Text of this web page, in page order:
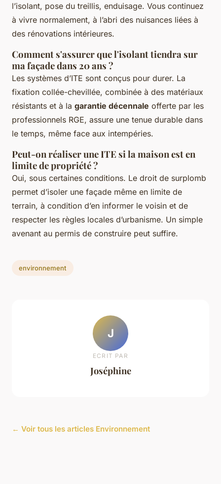
l’isolant, pose du treillis, enduisage. Vous continuez
à vivre normalement, à l’abri des nuisances liées à
des rénovations intérieures.
Comment s'assurer que l'isolant tiendra sur
ma façade dans 20 ans ?
Les systèmes d’ITE sont conçus pour durer. La
fixation collée-chevillée, combinée à des matériaux
résistants et à la garantie décennale offerte par les
professionnels RGE, assure une tenue durable dans
le temps, même face aux intempéries.
Peut-on réaliser une ITE si la maison est en
limite de propriété ?
Oui, sous certaines conditions. Le droit de surplomb
permet d’isoler une façade même en limite de
terrain, à condition d’en informer le voisin et de
respecter les règles locales d’urbanisme. Un simple
avenant au permis de construire peut suffire.
environnement
J
ECRIT PAR
Joséphine
← Voir tous les articles Environnement